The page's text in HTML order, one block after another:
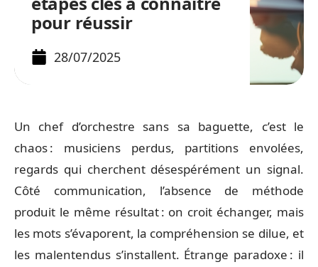
pour réussir
28/07/2025
Un chef d’orchestre sans sa baguette, c’est le
chaos : musiciens perdus, partitions envolées,
regards qui cherchent désespérément un signal.
Côté communication, l’absence de méthode
produit le même résultat : on croit échanger, mais
les mots s’évaporent, la compréhension se dilue, et
les malentendus s’installent. Étrange paradoxe : il